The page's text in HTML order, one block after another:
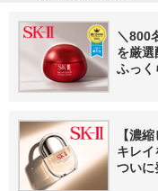
＼800
を厳
ふっく
【濃
キレ
ついに